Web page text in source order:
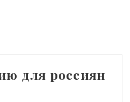
для россиян